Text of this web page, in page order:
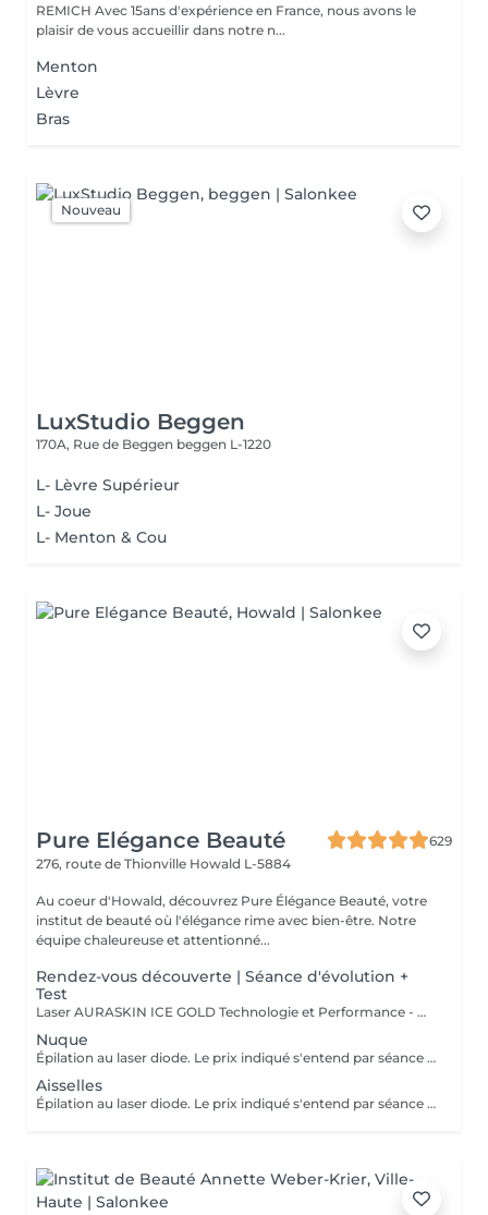
REMICH Avec 15ans d'expérience en France, nous avons le
plaisir de vous accueillir dans notre n...
Menton
Lèvre
Bras
Nouveau
LuxStudio Beggen
170A, Rue de Beggen beggen L-1220
L- Lèvre Supérieur
L- Joue
L- Menton & Cou
Pure Elégance Beauté
629
276, route de Thionville Howald L-5884
Au coeur d'Howald, découvrez Pure Élégance Beauté, votre
institut de beauté où l'élégance rime avec bien-être. Notre
équipe chaleureuse et attentionné...
Rendez-vous découverte | Séance d'évolution +
Test
Laser AURASKIN ICE GOLD Technologie et Performance - multi- longueurs d'onde - tous les phototypes de peau - efficacité - durabilité - confort du traitement extrême - moins de douleurs grâce à son system de refroidissement très performant
Nuque
Épilation au laser diode. Le prix indiqué s'entend par séance (1x). Rasez bien la zone la quelle vous voulez traiter avant votre rendez-vous! Si vous vous êtes pas raser ou pas bien raser la zone désirer a traiter on devra vous facturer le rasage. 8-10 séances sont nécessaires pour un résultat optimal.
Aisselles
Épilation au laser diode. Le prix indiqué s'entend par séance (1x). Rasez bien la zone la quelle vous voulez traiter avant votre rendez-vous! Si vous vous êtes pas raser ou pas bien raser la zone désirer a traiter on devra vous facturer le rasage. 8-10 séances sont nécessaires pour un résultat optimal.